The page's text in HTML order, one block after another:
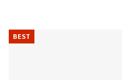
BEST